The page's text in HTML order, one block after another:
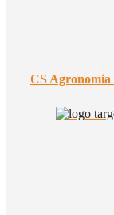
CS